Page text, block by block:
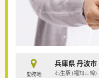
勤務地
兵庫県 丹波市
石生駅 (福知山線)